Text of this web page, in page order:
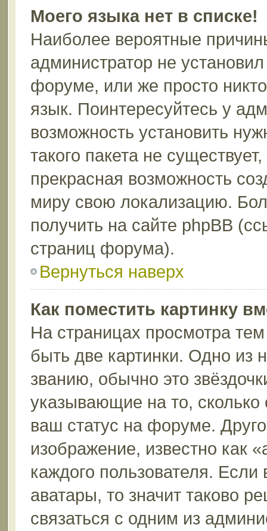
Моего языка нет в списке!
Наиболее вероятные
администратор не
форуме, или же просто
язык. Поинтересуйтесь у
возможность установить
такого пакета не
прекрасная возможность
миру свою локализацию.
получить на сайте phpBB
страниц форума).
Вернуться наверх
Как поместить картинку
На страницах просмотра
быть две картинки. Одно из
званию, обычно это
указывающие на то,
ваш статус на форуме.
изображение, известно как
каждого пользователя.
аватары, то значит таково
связаться с одним из